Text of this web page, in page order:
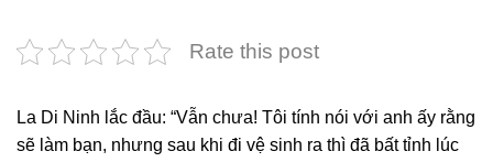
Rate this post
La Di Ninh lắc đầu: “Vẫn chưa! Tôi tính nói với anh ấy rằng
sẽ làm bạn, nhưng sau khi đi vệ sinh ra thì đã bất tỉnh lúc